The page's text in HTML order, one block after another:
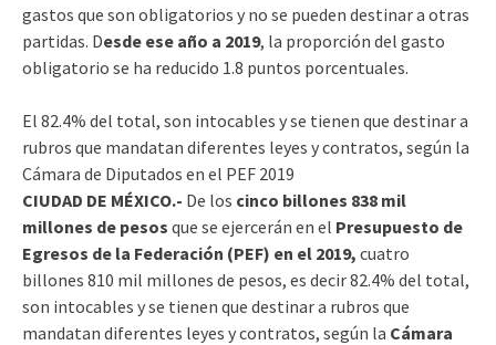
gastos que son obligatorios y no se pueden destinar a otras
partidas. Desde ese año a 2019, la proporción del gasto
obligatorio se ha reducido 1.8 puntos porcentuales.
El 82.4% del total, son intocables y se tienen que destinar a
rubros que mandatan diferentes leyes y contratos, según la
Cámara de Diputados en el PEF 2019
CIUDAD DE MÉXICO.- De los cinco billones 838 mil
millones de pesos que se ejercerán en el Presupuesto de
Egresos de la Federación (PEF) en el 2019, cuatro
billones 810 mil millones de pesos, es decir 82.4% del total,
son intocables y se tienen que destinar a rubros que
mandatan diferentes leyes y contratos, según la Cámara